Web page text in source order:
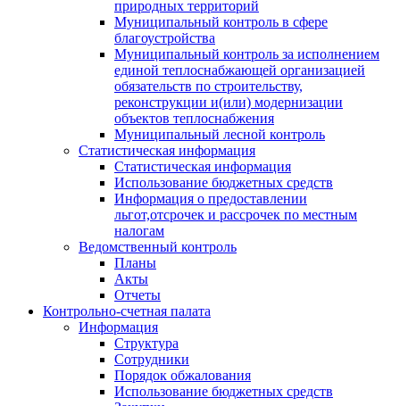
природных территорий
Муниципальный контроль в сфере
благоустройства
Муниципальный контроль за исполнением
единой теплоснабжающей организацией
обязательств по строительству,
реконструкции и(или) модернизации
объектов теплоснабжения
Муниципальный лесной контроль
Статистическая информация
Статистическая информация
Использование бюджетных средств
Информация о предоставлении
льгот,отсрочек и рассрочек по местным
налогам
Ведомственный контроль
Планы
Акты
Отчеты
Контрольно-счетная палата
Информация
Структура
Сотрудники
Порядок обжалования
Использование бюджетных средств